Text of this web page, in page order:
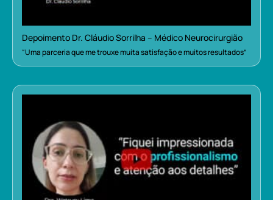
Depoimento Dr. Cláudio Sorrilha – Médico Neurocirurgião
“Uma parceria que me trouxe muita satisfação e muitos resultados”